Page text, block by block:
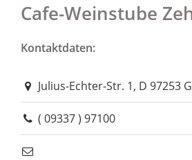
Cafe-Weinstube
Kontaktdaten:
Julius-Echter-Str. 1, D 97253
( 09337 ) 97100